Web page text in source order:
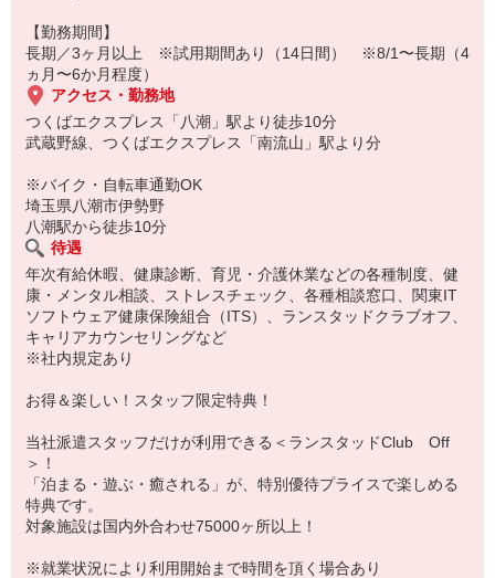
【勤務期間】
長期／3ヶ月以上 ※試用期間あり（14日間） ※8/1〜長期（4
ヵ月〜6か月程度）
アクセス・勤務地
つくばエクスプレス「八潮」駅より徒歩10分
武蔵野線、つくばエクスプレス「南流山」駅より分
※バイク・自転車通勤OK
埼玉県八潮市伊勢野
八潮駅から徒歩10分
待遇
年次有給休暇、健康診断、育児・介護休業などの各種制度、健
康・メンタル相談、ストレスチェック、各種相談窓口、関東IT
ソフトウェア健康保険組合（ITS）、ランスタッドクラブオフ、
キャリアカウンセリングなど
※社内規定あり
お得＆楽しい！スタッフ限定特典！
当社派遣スタッフだけが利用できる＜ランスタッドClub Off
＞！
「泊まる・遊ぶ・癒される」が、特別優待プライスで楽しめる
特典です。
対象施設は国内外合わせ75000ヶ所以上！
※就業状況により利用開始まで時間を頂く場合あり